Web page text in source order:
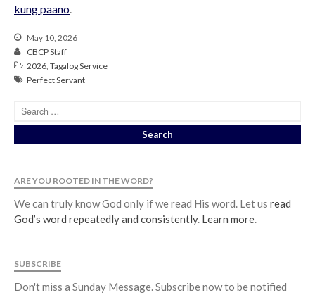
kung paano.
May 10, 2026
CBCP Staff
2026, Tagalog Service
Perfect Servant
ARE YOU ROOTED IN THE WORD?
We can truly know God only if we read His word. Let us read
God’s word repeatedly and consistently. Learn more.
SUBSCRIBE
Don't miss a Sunday Message. Subscribe now to be notified